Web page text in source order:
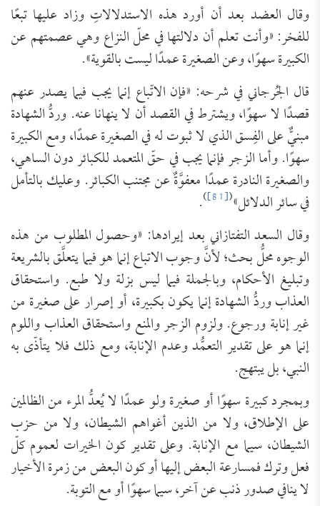
وقال العضد بعد أن أورد هذه الاستدلالاتِ وزاد عليها تبعًا
للفخر: «وأنت تعلم أن دلالتها في محلّ النزاع وهي عصمتهم عن
الكبيرة سهوًا، وعن الصغيرة عمدًا ليست بالقوية».
قال الجُرجاني في شرحه: «فإن الاتّباع إنما يجب فيما يصدر عنهم
قصدًا لا سهوًا، ويشترط في القصد أن لا ينهانا عنه. وردُّ الشهادة
مبنيٌّ على الفِسق الذي لا ثبوت له في الصغيرة عمدًا، ومع الكبيرة
سهوًا. وأما الزجر فإنما يجب في حقّ المتعمد للكبائر دون الساهي،
والصغيرة النادرة عمدًا معفوَّةٌ عن مجتنب الكبائر. وعليك بالتأمل
في سائر الدلائل»(
[81]
)
.
وقال السعد التفتازاني بعد إيرادها: «وحصول المطلوب من هذه
الوجوه محلُّ بحث؛ لأنَّ وجوب الاتباع إنما هو فيما يتعلَّق بالشريعة
وتبليغ الأحكام، وبالجملة فيما ليس بزلة ولا طبع. واستحقاق
العذاب وردُّ الشهادة إنما يكون بكبيرة، أو إصرار على صغيرة من
غير إنابة ورجوع. ولزوم الزجر والمنع واستحقاق العذاب واللوم
إنما هو على تقدير التعمُّد وعدم الإنابة، ومع ذلك فلا يتأذّى به
النبي، بل يبتهج.
وبمجرد كبيرة سهوًا أو صغيرة ولو عمدًا لا يُعدُّ المرء من الظالمين
على الإطلاق، ولا من الذين أغواهم الشيطان، ولا من حزب
الشيطان، سيما مع الإنابة. وعلى تقدير كون الخيرات لعموم كلّ
فعل وترك فمسارعة البعض إليها أو كون البعض من زمرة الأخيار
لا ينافي صدور ذنب عن آخر، سيما سهوًا أو مع التوبة.